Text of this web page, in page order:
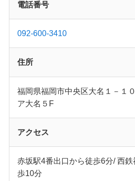
電話番号
092-600-3410
住所
福岡県福岡市中央区大名１－１
ア大名５F
アクセス
赤坂駅4番出口から徒歩6分/ 西
歩10分